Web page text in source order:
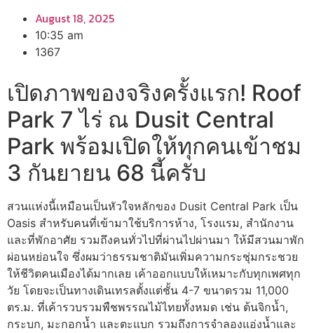
August 18, 2025
10:35 am
1367
เปิดภาพของจริงครั้งแรก! Roof
Park 7 ไร่ ณ Dusit Central
Park พร้อมเปิดให้ทุกคนเข้าชม
3 กันยายน 68 นี้ครับ
​สวนแห่งนี้เหมือนเป็นหัวใจหลักของ Dusit Central Park เป็น
Oasis สำหรับคนที่เข้ามาใช้บริการห้าง, โรงแรม, สำนักงาน
และที่พักอาศัย รวมถึงคนทั่วไปที่ผ่านไปผ่านมา ให้มีสวนมาพัก
ผ่อนหย่อนใจ ซึ่งผมว่าธรรมชาติมันเพิ่มความกระชุ่มกระชวย
ให้ชีวิตคนเมืองได้มากเลย เค้าออกแบบให้เหมาะกับทุกเพศทุก
วัย โดยจะเป็นทางเดินเทรลตั้งแต่ชั้น 4-7 ขนาดรวม 11,000
ตร.ม. ที่เค้ารวบรวมพืชพรรณไม้ไทยทั้งหมด เช่น ต้นจิกน้ำ,
กระบก, มะกอกน้ำ และตะแบก รวมถึงการจำลองแอ่งน้ำและ